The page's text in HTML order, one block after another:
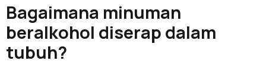
Bagaimana minuman
beralkohol diserap dalam
tubuh?